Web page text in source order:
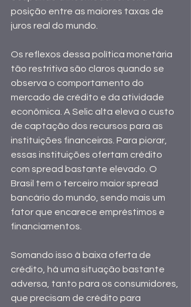
posição entre as maiores taxas de
juros real do mundo.
Os reflexos dessa política monetária
tão restritiva são claros quando se
observa o comportamento do
mercado de crédito e da atividade
econômica. A Selic alta eleva o custo
de captação dos recursos para as
instituições financeiras. Para piorar,
essas instituições ofertam crédito
com spread bastante elevado. O
Brasil tem o terceiro maior spread
bancário do mundo, sendo mais um
fator que encarece empréstimos e
financiamentos.
Somando isso à baixa oferta de
crédito, há uma situação bastante
adversa, tanto para os consumidores,
que precisam de crédito para